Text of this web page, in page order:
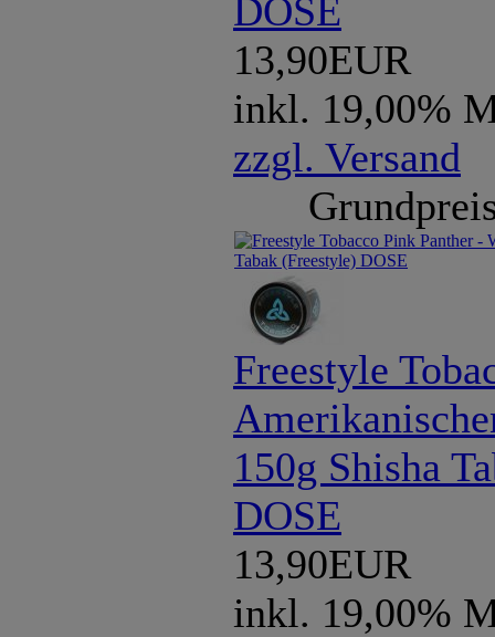
DOSE
13,90EUR
inkl. 19,00%
zzgl. Versand
Freestyle
150g Shisha
DOSE
13,90EUR
inkl. 19,00%